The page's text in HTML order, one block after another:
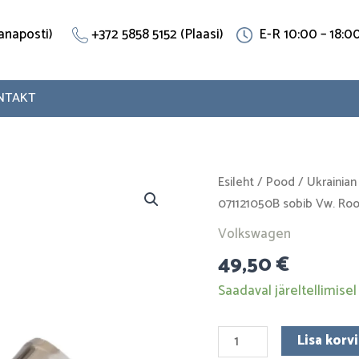
+372 5858 5152 (Plaasi) E-R 10:00 –
Esileht/ Pood /
071121050B sobib Vw.
Volkswagen
49,50€
Saadaval järeltellimisel
Jahutustoru
071121050B
sobib
Roostevaba
teras
Lisa korvi